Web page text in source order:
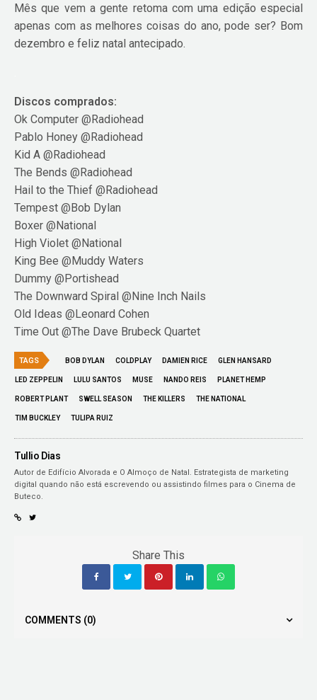
Mês que vem a gente retoma com uma edição especial
apenas com as melhores coisas do ano, pode ser? Bom
dezembro e feliz natal antecipado.
Discos comprados:
Ok Computer @Radiohead
Pablo Honey @Radiohead
Kid A @Radiohead
The Bends @Radiohead
Hail to the Thief @Radiohead
Tempest @Bob Dylan
Boxer @National
High Violet @National
King Bee @Muddy Waters
Dummy @Portishead
The Downward Spiral @Nine Inch Nails
Old Ideas @Leonard Cohen
Time Out @The Dave Brubeck Quartet
TAGS BOB DYLAN COLDPLAY DAMIEN RICE GLEN HANSARD
LED ZEPPELIN LULU SANTOS MUSE NANDO REIS PLANET HEMP
ROBERT PLANT SWELL SEASON THE KILLERS THE NATIONAL
TIM BUCKLEY TULIPA RUIZ
Tullio Dias
Autor de Edifício Alvorada e O Almoço de Natal. Estrategista de marketing
digital quando não está escrevendo ou assistindo filmes para o Cinema de
Buteco.
Share This
COMMENTS (0)